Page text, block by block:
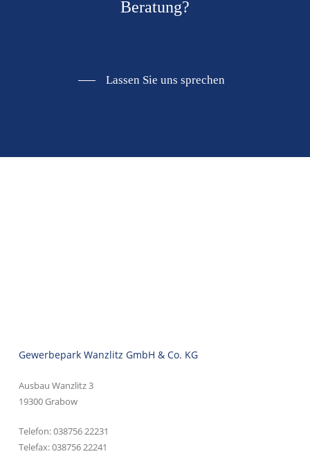
Beratung?
Lassen Sie uns sprechen
Gewerbepark Wanzlitz GmbH & Co. KG
Ausbau Wanzlitz 3
19300 Grabow
Telefon:038756 22231
Telefax: 038756 22241